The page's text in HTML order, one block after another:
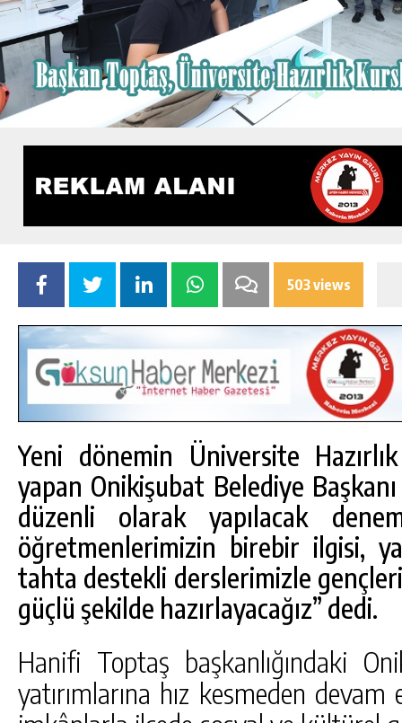
503 views
Yeni dönemin Üniversite Hazırlık
yapan Onikişubat Belediye
düzenli olarak yapılacak
öğretmenlerimizin birebir ilgisi,
tahta destekli derslerimizle
güçlü şekilde hazırlayacağız” dedi.
Hanifi Toptaş başkanlığındaki
yatırımlarına hız kesmeden devam
GÖKSUN HAFIZLIK KIZ KUR’AN KURSU